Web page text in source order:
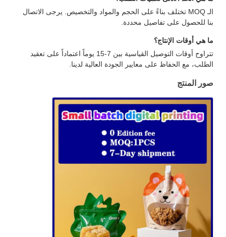
الـ MOQ تختلف بناءً على الحجم والمواد والتخصيص. يرجى الاتصال
بنا للحصول على تفاصيل محددة.
ما هي أوقات الإنتاج؟
تتراوح أوقات التوصيل القياسية بين 7-15 يوماً اعتماداً على تعقيد
الطلب، مع الحفاظ على معايير الجودة العالية لدينا.
صور المنتج